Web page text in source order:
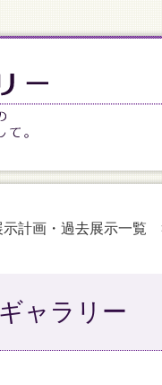
示計画・過去展示一覧
ャラリー